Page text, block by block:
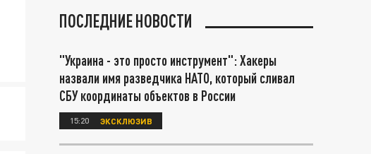
ПОСЛЕДНИЕ НОВОСТИ
"Украина - это просто инструмент": Хакеры
назвали имя разведчика НАТО, который сливал
СБУ координаты объектов в России
15:20 ЭКСКЛЮЗИВ